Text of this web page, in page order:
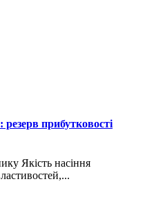
прибутковості
Якість насіння